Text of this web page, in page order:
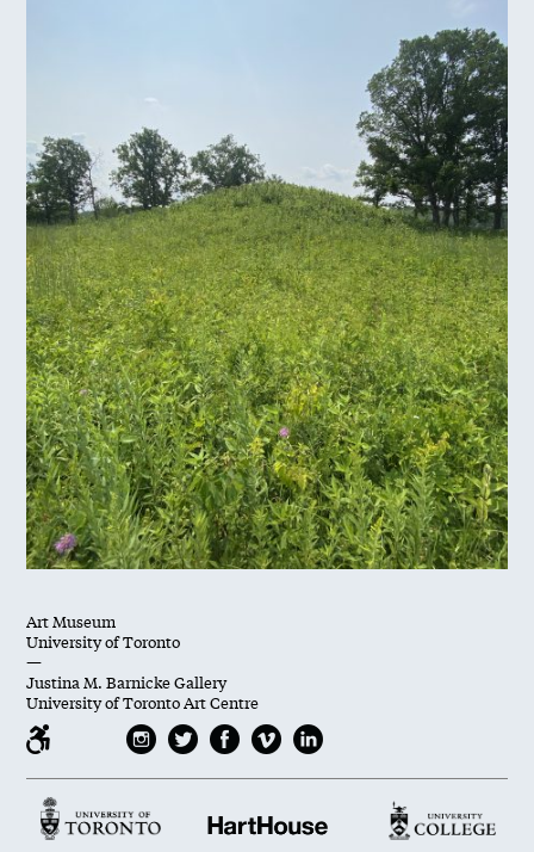
Art Museum
University of Toronto
—
Justina M. Barnicke Gallery
University of Toronto Art Centre